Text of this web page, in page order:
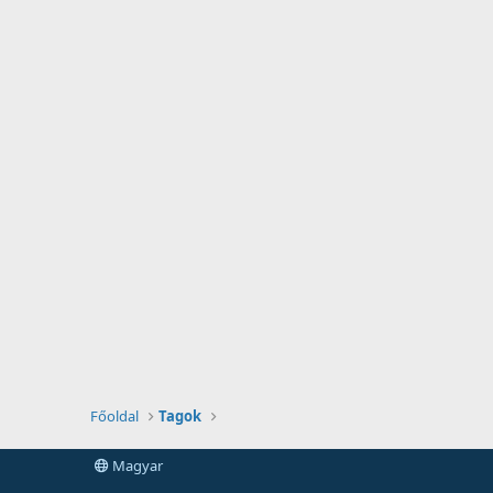
Főoldal Tagok
Magyar